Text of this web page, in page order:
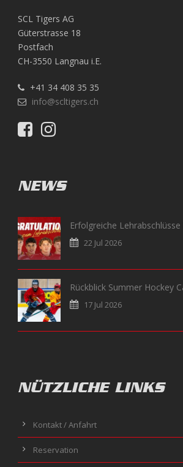
SCL Tigers AG
Güterstrasse 18
Postfach
CH-3550 Langnau i.E.
+41 34 408 35 35
info@scltigers.ch
NEWS
Erfolgreiche
22 Jul 2026
Rückblick Summer Hockey
17 Jul 2026
NÜTZLICHE LINKS
Kontakt / Anfahrt
Reservation